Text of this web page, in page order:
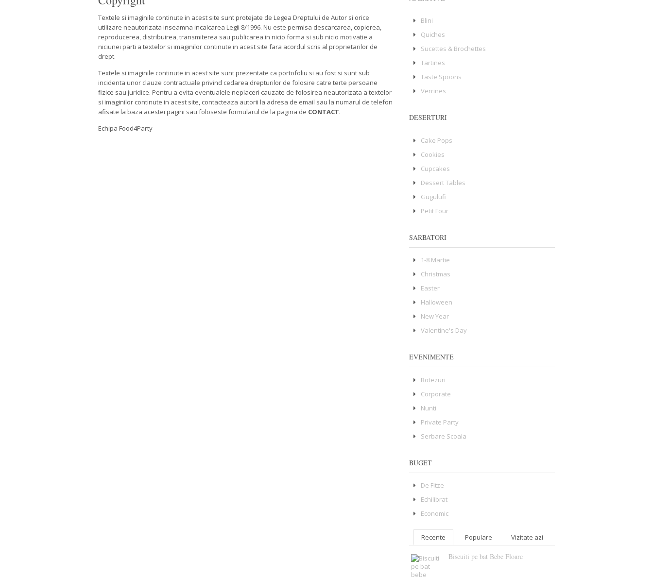
Textele si imaginile continute in acest site sunt protejate de Legea Dreptului de Autor si orice
utilizare neautorizata inseamna incalcarea Legii 8/1996. Nu este permisa descarcarea, copierea,
reproducerea, distribuirea, transmiterea sau publicarea in nicio forma si sub nicio motivatie a
niciunei parti a textelor si imaginilor continute in acest site fara acordul scris al proprietarilor de
drept.
Textele si imaginile continute in acest site sunt prezentate ca portofoliu si au fost si sunt sub
incidenta unor clauze contractuale privind cedarea drepturilor de folosire catre terte persoane
fizice sau juridice. Pentru a evita eventualele neplaceri cauzate de folosirea neautorizata a textelor
si imaginilor continute in acest site, contacteaza autorii la adresa de email sau la numarul de telefon
afisate la baza acestei pagini sau foloseste formularul de la pagina de CONTACT.
Echipa Food4Party
Blini
Quiches
Sucettes & Brochettes
Tartines
Taste Spoons
Verrines
DESERTURI
Cake Pops
Cookies
Cupcakes
Dessert Tables
Gugulufi
Petit Four
SARBATORI
1-8 Martie
Christmas
Easter
Halloween
New Year
Valentine's Day
EVENIMENTE
Botezuri
Corporate
Nunti
Private Party
Serbare Scoala
BUGET
De Fitze
Echilibrat
Economic
Recente Populare Vizitate azi
Biscuiti pe bat Bebe Floare